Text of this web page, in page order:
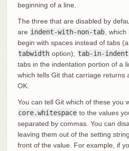
beginning of a line.
The three that are disabled by
are indent-with-non-tab ,
begin with spaces instead of tabs
tabwidth option); tab-in-indent
tabs in the indentation portion of a
which tells Git that carriage returns
OK.
You can tell Git which of these you
core.whitespace to the values
separated by commas. You can
leaving them out of the setting
front of the value. For example, if